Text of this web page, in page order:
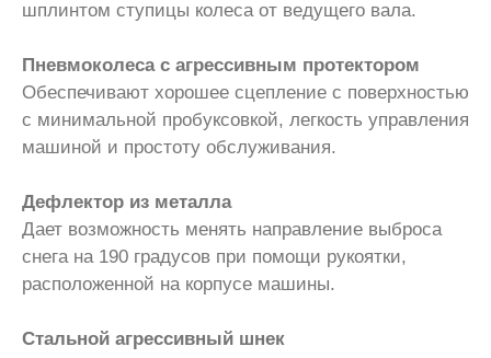
шплинтом ступицы колеса от ведущего вала.
Пневмоколеса с агрессивным протектором
Обеспечивают хорошее сцепление с поверхностью
с минимальной пробуксовкой, легкость управления
машиной и простоту обслуживания.
Дефлектор из металла
Дает возможность менять направление выброса
снега на 190 градусов при помощи рукоятки,
расположенной на корпусе машины.
Стальной агрессивный шнек